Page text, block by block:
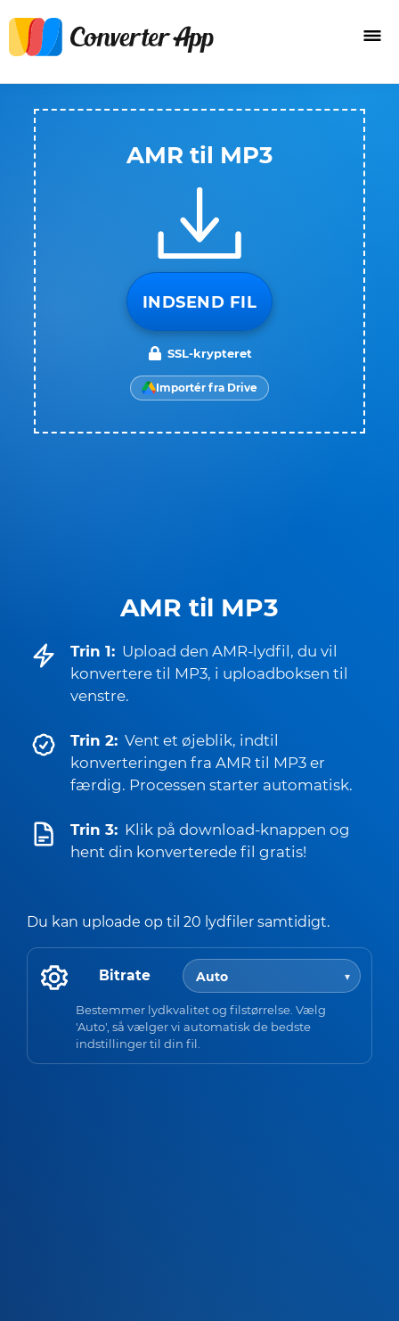
AMR til MP3
Trin 1: Upload den AMR-lydfil, du vil
konvertere til MP3, i uploadboksen til
venstre.
Trin 2: Vent et øjeblik, indtil
konverteringen fra AMR til MP3 er
færdig. Processen starter automatisk.
Trin 3: Klik på download-knappen og
hent din konverterede fil gratis!
Du kan uploade op til 20 lydfiler samtidigt.
Bitrate
Bestemmer lydkvalitet og filstørrelse. Vælg
'Auto', så vælger vi automatisk de bedste
indstillinger til din fil.
AMR til MP3
INDSEND FIL
SSL-krypteret
Importér fra Drive